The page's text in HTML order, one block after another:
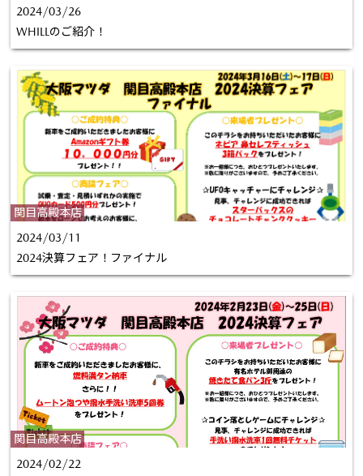
2024/03/26
WHILLのご紹介！
関目高殿本店
2024/03/11
2024決算フェア！ファイナル
関目高殿本店
2024/02/22